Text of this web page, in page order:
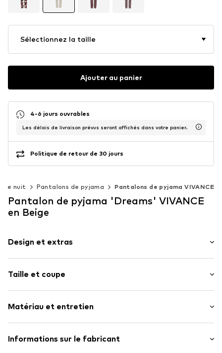
Sélectionnez la taille
Ajouter au panier
4-6 jours ouvrables
Les délais de livraison prévus seront affichés dans votre panier.
Politique de retour de 30 jours
de nuit Pantalons de pyjama Pantalons de pyjama VIVANCE
Pantalon de pyjama 'Dreams' VIVANCE
en Beige
Design et extras
Jersey
Motifs all-over
Matière adaptée à la peau
Numéro d'article. VIV1688002000005
Taille et coupe
Matériau et entretien
Matériau : 50% Coton, 50% Viscose
Informations sur le fabricant